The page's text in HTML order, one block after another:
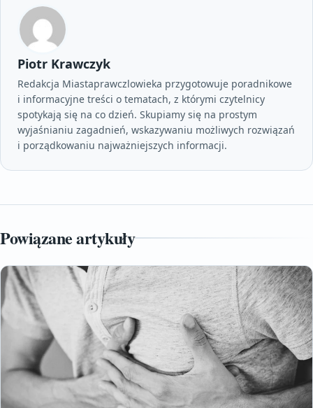
Piotr Krawczyk
Redakcja Miastaprawczlowieka przygotowuje poradnikowe
i informacyjne treści o tematach, z którymi czytelnicy
spotykają się na co dzień. Skupiamy się na prostym
wyjaśnianiu zagadnień, wskazywaniu możliwych rozwiązań
i porządkowaniu najważniejszych informacji.
Powiązane artykuły